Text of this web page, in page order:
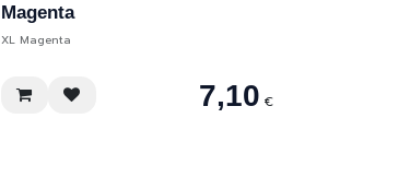
Magenta
XL Magenta
7,10 €